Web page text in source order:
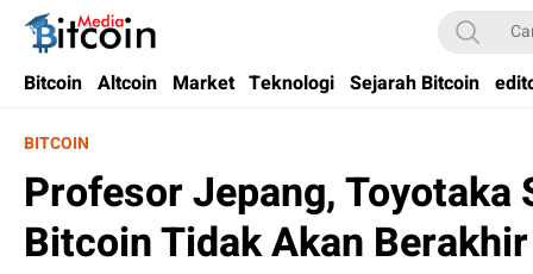
Bitcoin Media Indonesia
Media Bitcoin dan Cryptocurrency, dan Blockchain di Indonesia
Bitcoin Altcoin Market Teknologi Sejarah Bitcoin
BITCOIN
Profesor Jepang, Toyotaka
Bitcoin Tidak Akan Berakhir